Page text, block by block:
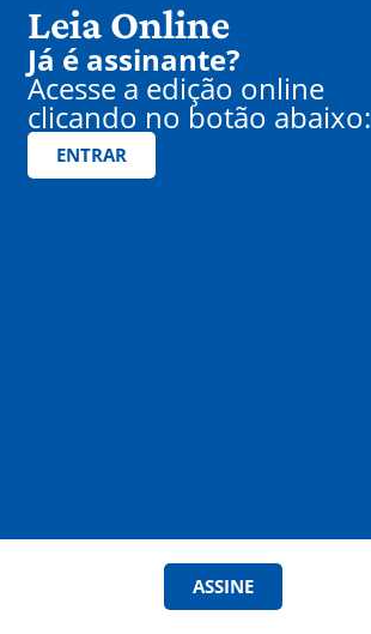
Leia Online
Já é assinante?
Acesse a edição online
clicando no botão abaixo:
ENTRAR
ASSINE